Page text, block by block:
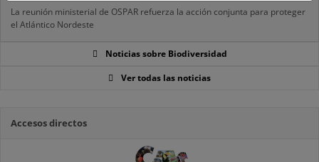
La reunión ministerial de OSPAR refuerza la acción conjunta para proteger
el Atlántico Nordeste
Noticias sobre Biodiversidad
Ver todas las noticias
Accesos directos